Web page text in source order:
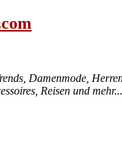
Damenmode,
Reisen und mehr...